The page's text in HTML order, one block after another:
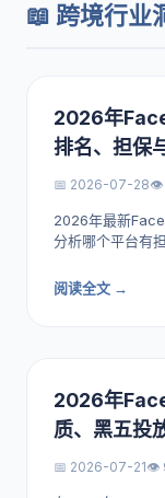
📖 跨境行业
2026年
排名、担保
📅 2026-07-28👁️
2026年最新
分析哪个平台有
阅读全文 →
2026年
质、黑五投
📅 2026-07-21👁️